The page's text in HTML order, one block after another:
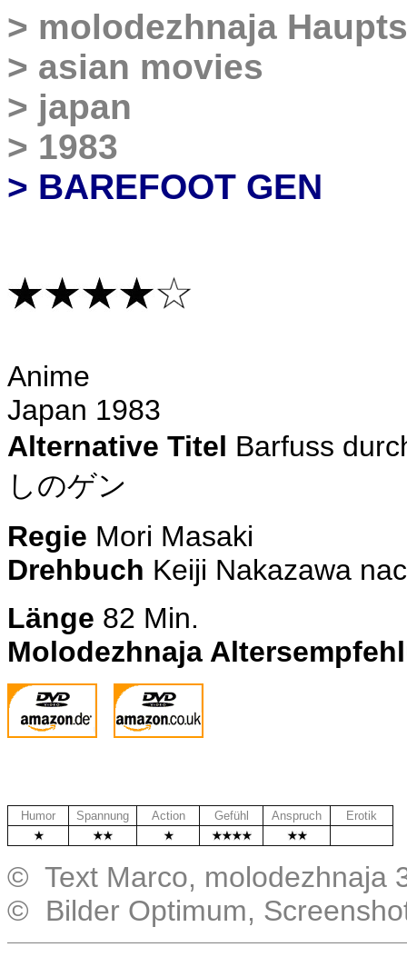
> molodezhnaja
> asian movies
> japan
> 1983
> BAREFOOT GEN
Anime
Japan 1983
Alternative Titel Barfuss
しのゲン
Regie Mori Masaki
Drehbuch Keiji Nakazawa
Länge 82 Min.
Molodezhnaja
Humor Spannung Action Gefühl Anspruch
Erotik
© Text Marco, molodezhnaja
© Bilder Optimum,